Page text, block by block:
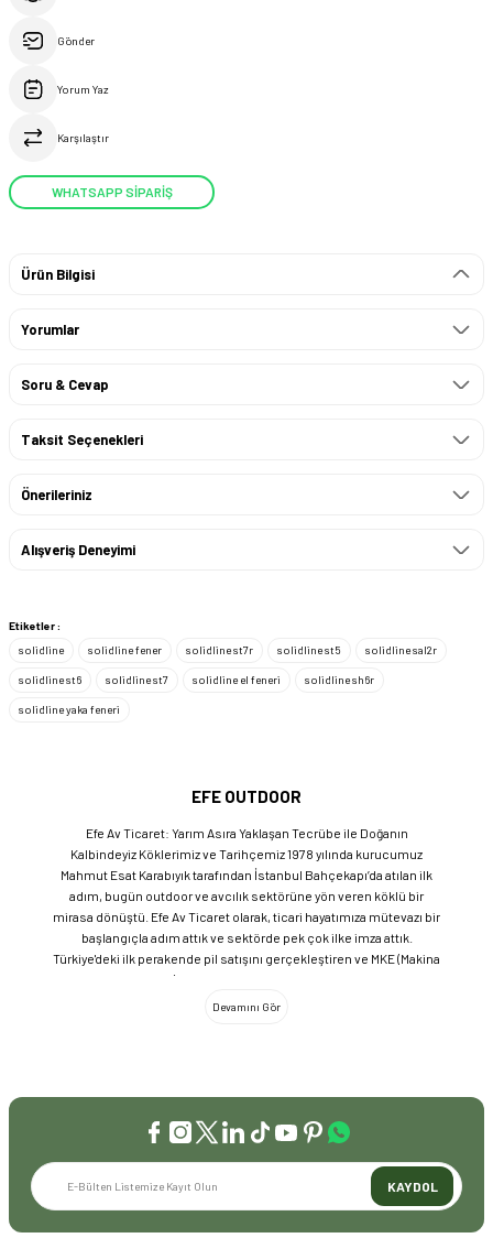
Gönder
Yorum Yaz
Karşılaştır
WHATSAPP SİPARİŞ
Ürün Bilgisi
Yorumlar
Soru & Cevap
Taksit Seçenekleri
Önerileriniz
Alışveriş Deneyimi
Etiketler :
solidline
solidline fener solidline st7r solidline st5 solidline sal2r
solidline st6 solidline st7 solidline el feneri solidline sh6r
solidline yaka feneri
EFE OUTDOOR
Efe Av Ticaret: Yarım Asıra Yaklaşan Tecrübe ile Doğanın
Kalbindeyiz Köklerimiz ve Tarihçemiz 1978 yılında kurucumuz
Mahmut Esat Karabıyık tarafından İstanbul Bahçekapı’da atılan ilk
adım, bugün outdoor ve avcılık sektörüne yön veren köklü bir
mirasa dönüştü. Efe Av Ticaret olarak, ticari hayatımıza mütevazı bir
başlangıçla adım attık ve sektörde pek çok ilke imza attık.
Türkiye'deki ilk perakende pil satışını gerçekleştiren ve MKE (Makina
ve Kimya Endüstrisi) üretimi ürünleri satan ilk bayilerden biri olma
gururunu taşıyoruz. 1981 yılında Eminönü’nde açtığımız ve mülkiyeti
kurarak tüm Türkiye'ye hizmet vermeye başladık. 2016: Kadıköy
mağazamızın ve şimdiki Genel Merkezimizin açılışını
gerçekleştirdik. Global Markalar ve Yerli Üretim Gücü Yaklaşık
20'nin üzerinde dünya markasını Türkiye'ye getirerek outdoor
tutkunlarıyla buluşturuyoruz. Sadece ithalatla sınırlı kalmayıp;
EFEARMS, BUSHCRAFTFEST ve EFEAV tescilli markalarımızla
KAYDOL